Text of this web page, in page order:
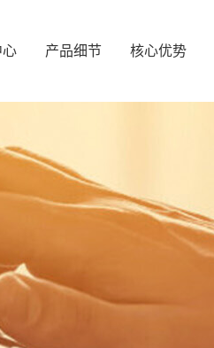
心
列
产品细节
拉手展示
玻璃门展示
五金配件
核心优势